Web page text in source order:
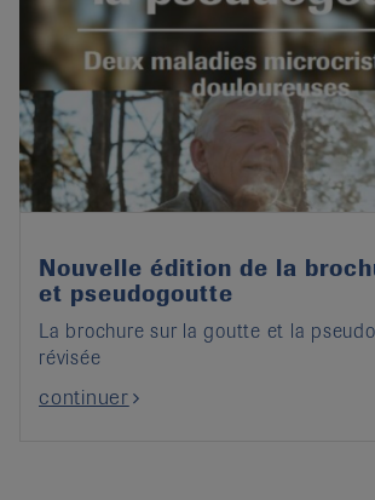
Nouvelle édition de la
et pseudogoutte
La brochure sur la goutte et la
révisée
continuer